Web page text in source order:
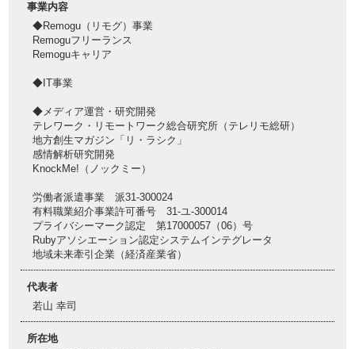
事業内容
◆Remogu（リモグ）事業
Remoguフリーランス
Remoguキャリア
◆IT事業
◆メディア運営・研究開発
テレワーク・リモートワーク総合研究所（テレリモ総研）
地方創生マガジン「リ・ラシク」
感情解析研究開発
KnockMe!（ノックミー）
労働者派遣事業 派31-300024
有料職業紹介事業許可番号 31-ユ-300014
プライバシーマーク認定 第17000057（06）号
Rubyアソシエーション認定システムインテグレータ
地域未来牽引企業（経済産業省）
代表者
若山 幸司
所在地